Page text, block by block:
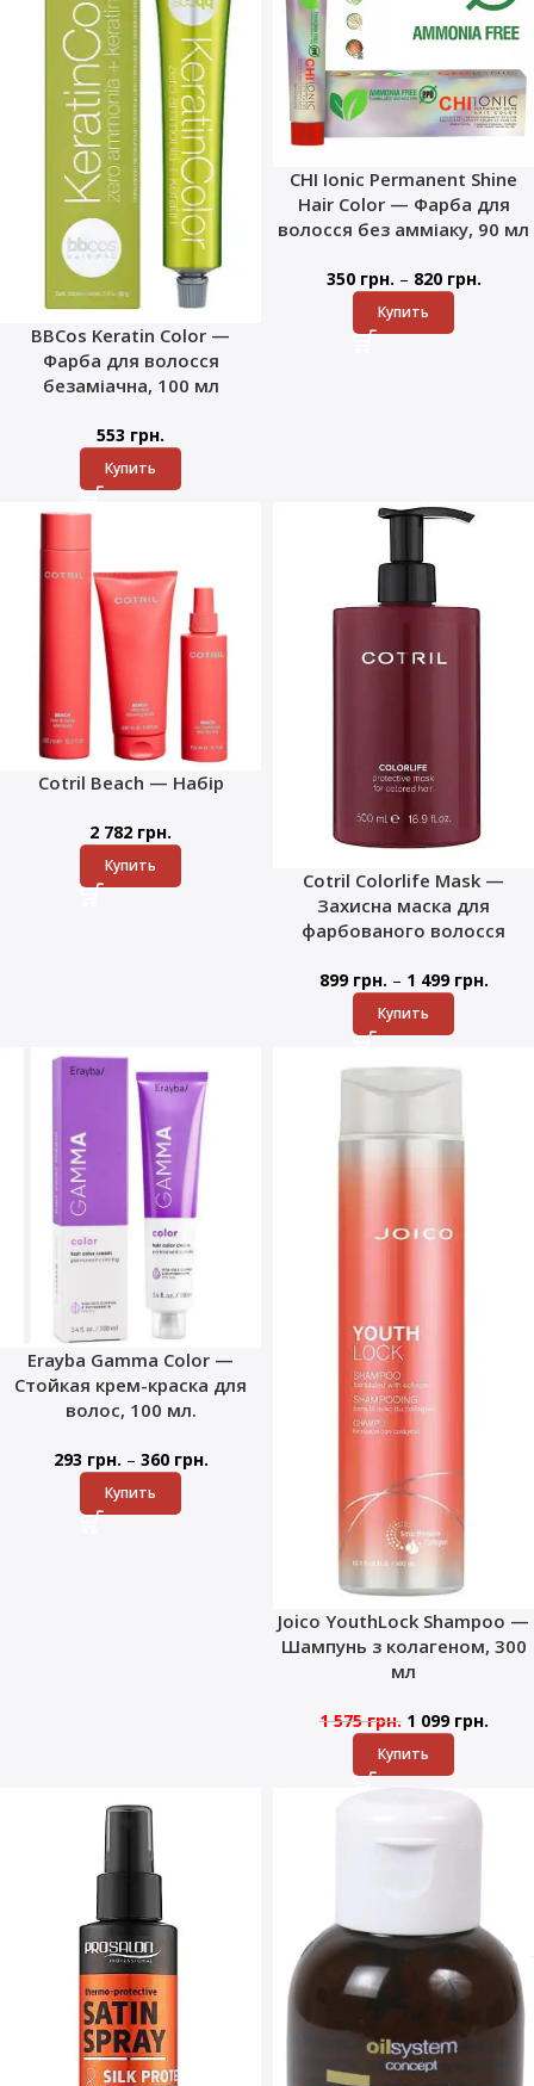
BBCos Keratin Color —
Фарба для волосся
безаміачна, 100 мл
553 грн.
Купить
CHI Ionic Permanent Shine
Hair Color — Фарба для
волосся без амміаку, 90 мл
350 грн. – 820 грн.
Купить
Cotril Beach — Набір
2 782 грн.
Купить
Cotril Colorlife Mask —
Захисна маска для
фарбованого волосся
899 грн. – 1 499 грн.
Купить
Erayba Gamma Color —
Стойкая крем-краска для
волос, 100 мл.
293 грн. – 360 грн.
Купить
Joico YouthLock Shampoo —
Шампунь з колагеном, 300
мл
1 575грн. 1 099 грн.
Купить